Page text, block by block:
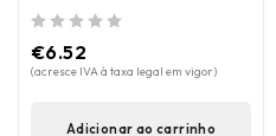
€6.52
(acresce IVA à taxa legal em vigor)
Adicionar ao carrinho